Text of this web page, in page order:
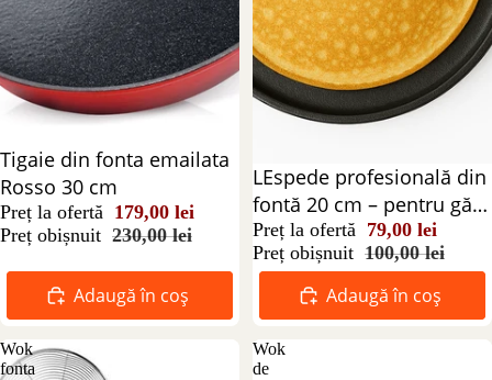
Reducere 22%
Tigaie din fonta emailata
Rosso 30 cm
Preț la ofertă 179,00 lei
Preț obișnuit 230,00 lei
Adaugă în coș
Reducere 21%
LEspede profesională din
fontă 20 cm – pentru gătit
autentic și durabil
Preț la ofertă 79,00 lei
Preț obișnuit 100,00 lei
Adaugă în coș
Wok
fonta
Wok
de